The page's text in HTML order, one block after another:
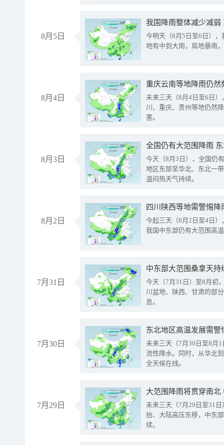
8月5日
我国降雨整体减少减弱
今明天（8月5日至6日）
地有中到大雨，局地暴雨
8月4日
重庆云南等地降雨仍然
未来三天（8月4日至6日
川、重庆、贵州等地仍然
害。
8月3日
全国仍有大范围降雨
今天（8月3日），全国仍
地区东部至华北、东北一
温闷热天气持续。
8月2日
今起三天（8月2日至4日
我国中东部仍有大范围高
7月31日
中东部大范围桑拿天
今天（7月31日）至8月初
川盆地、陕西、甘肃的部
息。
7月30日
东北地区高温发展需
未来三天（7月30日至8月
流性降水。同时，从华北
全天候在线。
7月29日
大范围降雨将贯穿南
未来三天（7月29日至31
抬、大陆高压东移，中东
续。